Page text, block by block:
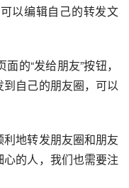
以编辑自己的转发文
的“发给朋友”按钮，
自己的朋友圈，可以
地转发朋友圈和朋友
的人，我们也需要注